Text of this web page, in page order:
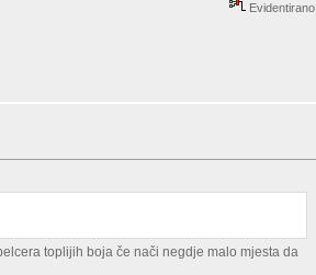
Evidentirano
toplijih boja če nači negdje malo mjesta da